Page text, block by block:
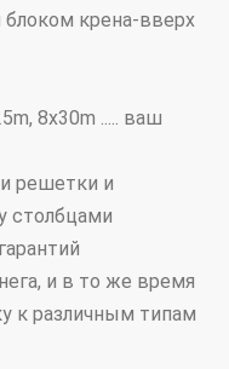
крена-вверх
8x30m ..... ваш
решетки и
столбцами
и в то же время
к различным типам